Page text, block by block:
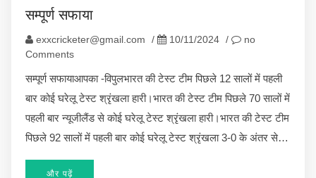
सम्पूर्ण सफाया
exxcricketer@gmail.com / 10/11/2024 /
no
Comments
सम्पूर्ण सफायाआपका -विपुलभारत की टेस्ट टीम पिछले 12 सालों में पहली
बार कोई घरेलू टेस्ट श्रृंखला हारी।भारत की टेस्ट टीम पिछले 70 सालों में
पहली बार न्यूजीलैंड से कोई घरेलू टेस्ट श्रृंखला हारी।भारत की टेस्ट टीम
पिछले 92 सालों में पहली बार कोई घरेलू टेस्ट श्रृंखला 3-0 के अंतर से…
और पढ़ें